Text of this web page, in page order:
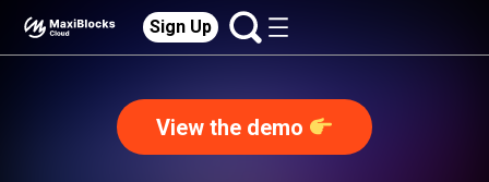
Sign Up
View the demo